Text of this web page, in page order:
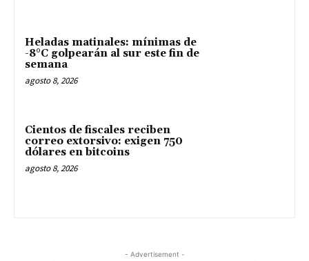
Heladas matinales: mínimas de
-8°C golpearán al sur este fin de
semana
agosto 8, 2026
Cientos de fiscales reciben
correo extorsivo: exigen 750
dólares en bitcoins
agosto 8, 2026
- Advertisement -